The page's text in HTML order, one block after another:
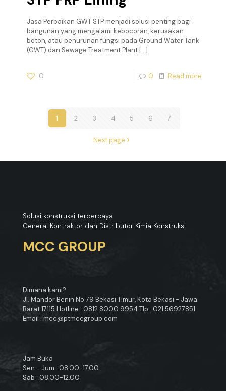
Jasa Perbaikan GWT STP menjadi solusi penting bagi
bangunan yang mengalami kebocoran, kerusakan
beton, atau penurunan fungsi pada Ground Water Tank
(GWT) dan Sewage Treatment Plant […]
0 0 Read more
1 2 3 4 5 6 7
Next page
Solusi konstruksi terpercaya
General Kontraktor dan Distributor Kimia Konstruksi
MCC GROUP
Dimana kami?
Jl. Mandor Benin No 79 Bekasi Timur, Kota Bekasi - Jawa
Barat 17115 Hotline : 0812 8000 9954 Tlp : 021 56927851
Email : mcc@ptmccgroup.com
Jam Buka
Sen - Jum : 08.00-17.00
Sab : 08.00-12.00